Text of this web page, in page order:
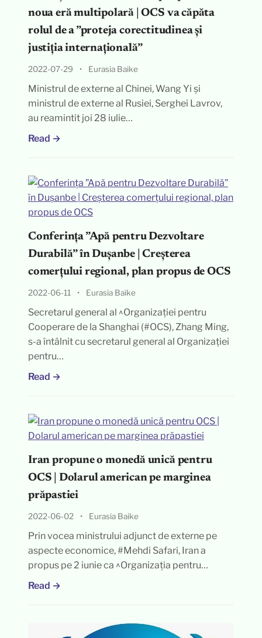
noua eră multipolară | OCS va căpăta
rolul de a ”proteja corectitudinea și
justiția internațională”
2022-07-29 • Eurasia Baike
Ministrul de externe al Chinei, Wang Yi și
ministrul de externe al Rusiei, Serghei Lavrov,
au reamintit joi 28 iulie…
Read →
Conferința ”Apă pentru Dezvoltare
Durabilă” în Dușanbe | Creșterea
comerțului regional, plan propus de OCS
2022-06-11 • Eurasia Baike
Secretarul general al ^Organizației pentru
Cooperare de la Shanghai (#OCS), Zhang Ming,
s-a întâlnit cu secretarul general al Organizației
pentru…
Read →
Iran propune o monedă unică pentru
OCS | Dolarul american pe marginea
prăpastiei
2022-06-02 • Eurasia Baike
Prin vocea ministrului adjunct de externe pe
aspecte economice, #Mehdi Safari, Iran a
propus pe 2 iunie ca ^Organizația pentru…
Read →